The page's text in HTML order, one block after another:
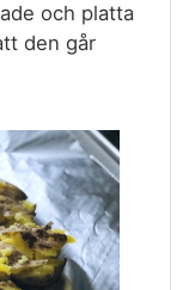
och platta
den går